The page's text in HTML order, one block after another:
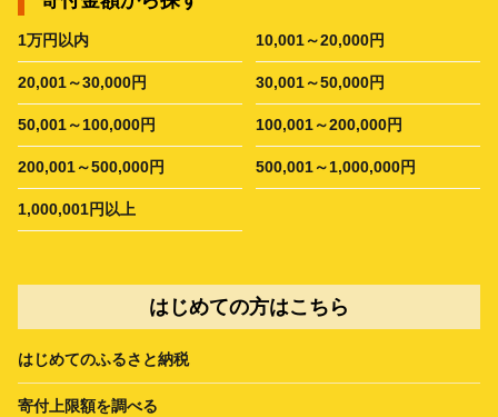
1万円以内 10,001～20,000円
20,001～30,000円 30,001～50,000円
50,001～100,000円 100,001～200,000円
200,001～500,000円 500,001～1,000,000円
1,000,001円以上
はじめての方はこちら
はじめてのふるさと納税
寄付上限額を調べる